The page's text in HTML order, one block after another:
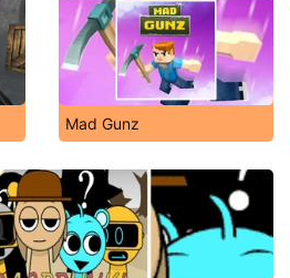
Mad Gunz